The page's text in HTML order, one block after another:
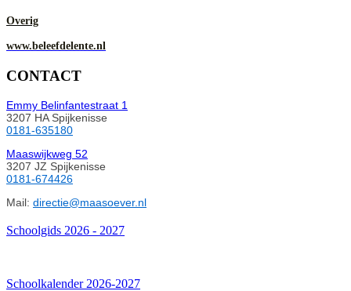
Overig
www.beleefdelente.nl
CONTACT
Emmy Belinfantestraat 1
3207 HA Spijkenisse
0181-635180
Maaswijkweg 52
3207 JZ Spijkenisse
0181-674426
Mail: directie@maasoever.nl
Schoolgids 2026 - 2027
Schoolkalender 2026-2027